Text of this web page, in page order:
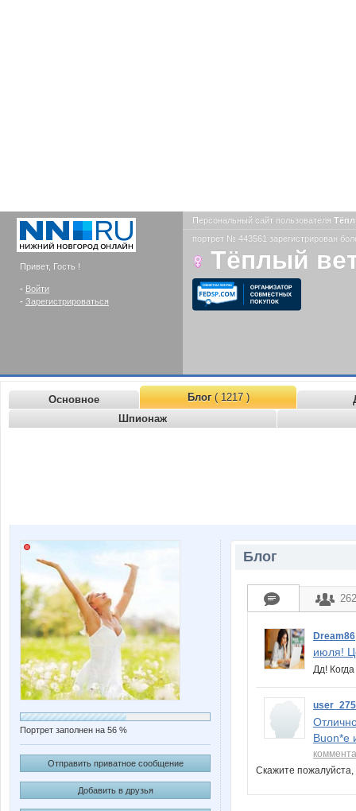
Привет, Гость !
- Войти
- Зарегистрироваться
Персональный сайт пользователя
портрет № 443561 зарегистрирован
Тёплый
Основное Блог( 1217 )
Шпионаж
Портрет заполнен на 56 %
Отправить приватное сообщение
Добавить в друзья
Блог
Dream86
июля!
Дд!
Buon*e
Скажите